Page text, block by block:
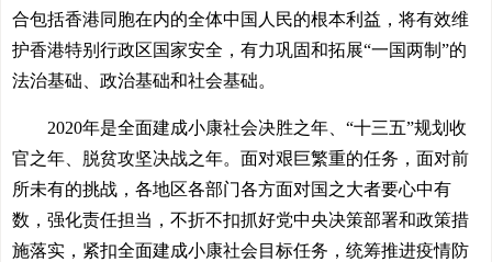
合包括香港同胞在内的全体中国人民的根本利益，将有效维
护香港特别行政区国家安全，有力巩固和拓展“一国两制”的
法治基础、政治基础和社会基础。
2020年是全面建成小康社会决胜之年、“十三五”规划收
官之年、脱贫攻坚决战之年。面对艰巨繁重的任务，面对前
所未有的挑战，各地区各部门各方面对国之大者要心中有
数，强化责任担当，不折不扣抓好党中央决策部署和政策措
施落实，紧扣全面建成小康社会目标任务，统筹推进疫情防